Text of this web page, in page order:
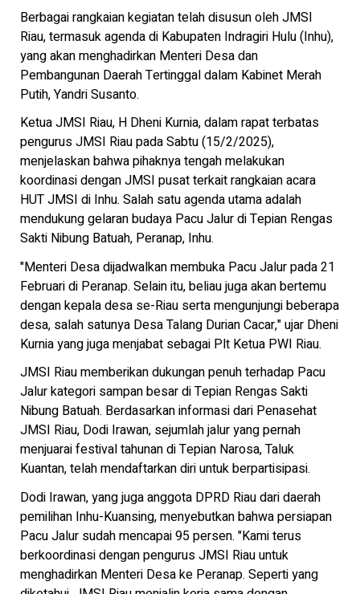
Berbagai rangkaian kegiatan telah disusun oleh JMSI
Riau, termasuk agenda di Kabupaten Indragiri Hulu (Inhu),
yang akan menghadirkan Menteri Desa dan
Pembangunan Daerah Tertinggal dalam Kabinet Merah
Putih, Yandri Susanto.
Ketua JMSI Riau, H Dheni Kurnia, dalam rapat terbatas
pengurus JMSI Riau pada Sabtu (15/2/2025),
menjelaskan bahwa pihaknya tengah melakukan
koordinasi dengan JMSI pusat terkait rangkaian acara
HUT JMSI di Inhu. Salah satu agenda utama adalah
mendukung gelaran budaya Pacu Jalur di Tepian Rengas
Sakti Nibung Batuah, Peranap, Inhu.
"Menteri Desa dijadwalkan membuka Pacu Jalur pada 21
Februari di Peranap. Selain itu, beliau juga akan bertemu
dengan kepala desa se-Riau serta mengunjungi beberapa
desa, salah satunya Desa Talang Durian Cacar," ujar Dheni
Kurnia yang juga menjabat sebagai Plt Ketua PWI Riau.
JMSI Riau memberikan dukungan penuh terhadap Pacu
Jalur kategori sampan besar di Tepian Rengas Sakti
Nibung Batuah. Berdasarkan informasi dari Penasehat
JMSI Riau, Dodi Irawan, sejumlah jalur yang pernah
menjuarai festival tahunan di Tepian Narosa, Taluk
Kuantan, telah mendaftarkan diri untuk berpartisipasi.
Dodi Irawan, yang juga anggota DPRD Riau dari daerah
pemilihan Inhu-Kuansing, menyebutkan bahwa persiapan
Pacu Jalur sudah mencapai 95 persen. "Kami terus
berkoordinasi dengan pengurus JMSI Riau untuk
menghadirkan Menteri Desa ke Peranap. Seperti yang